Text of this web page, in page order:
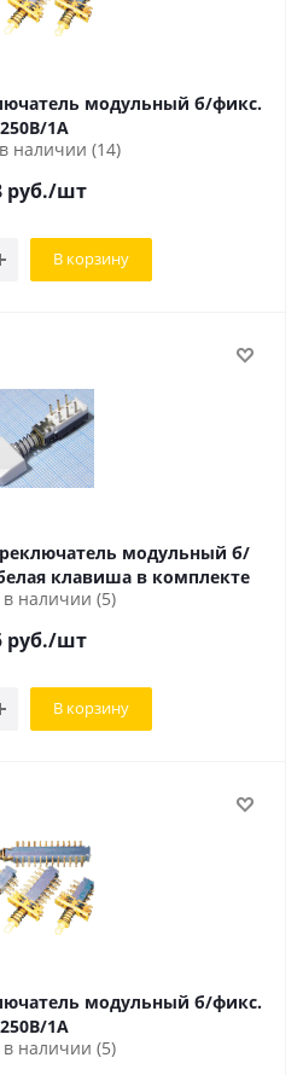
250В/1А
наличии (14)
руб./шт
В корзину
клавиша в комплекте
в наличии (5)
руб./шт
В корзину
250В/1А
в наличии (5)